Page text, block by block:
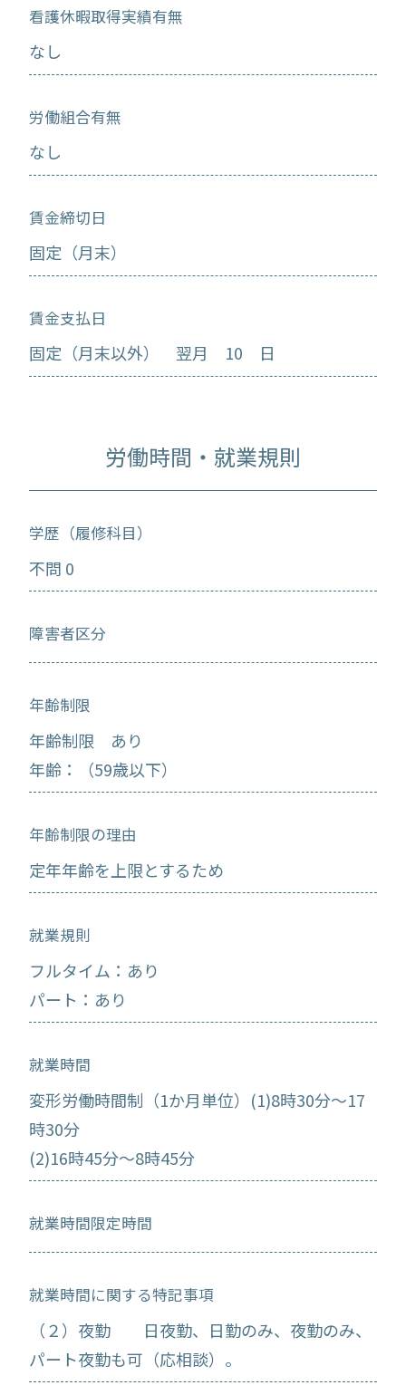
看護休暇取得実績有無
なし
労働組合有無
なし
賃金締切日
固定（月末）
賃金支払日
固定（月末以外） 翌月 10 日
労働時間・就業規則
学歴（履修科目）
不問 0
障害者区分
年齢制限
年齢制限 あり
年齢：（59歳以下）
年齢制限の理由
定年年齢を上限とするため
就業規則
フルタイム：あり
パート：あり
就業時間
変形労働時間制（1か月単位）(1)8時30分～17
時30分
(2)16時45分～8時45分
就業時間限定時間
就業時間に関する特記事項
（２）夜勤 日夜勤、日勤のみ、夜勤のみ、
パート夜勤も可（応相談）。